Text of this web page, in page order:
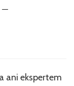
ani ekspertem